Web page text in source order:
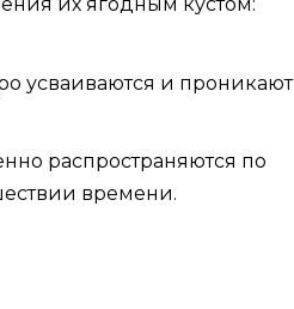
усваиваются и проникают
распространяются по
времени.